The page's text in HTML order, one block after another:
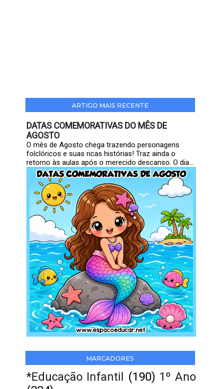
ARTIGO MAIS RECENTE
DATAS COMEMORATIVAS DO MÊS DE
AGOSTO
O mês de Agosto chega trazendo personagens
folclóricos e suas ricas histórias! Traz ainda o
retorno às aulas após o merecido descanso. O dia...
MARCADORES
*Educação Infantil (190) 1º Ano